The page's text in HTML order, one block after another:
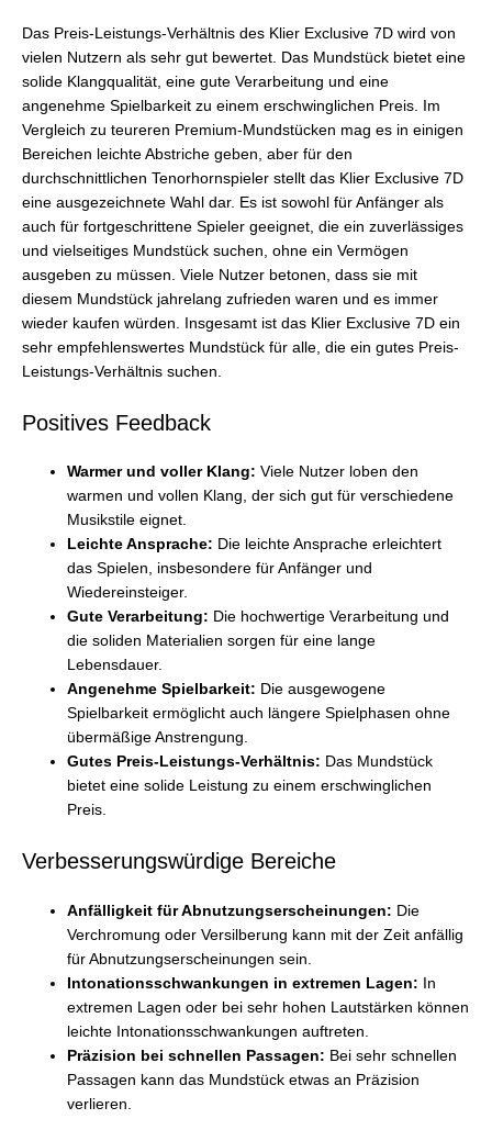
Das Preis-Leistungs-Verhältnis des Klier Exclusive 7D wird von
vielen Nutzern als sehr gut bewertet. Das Mundstück bietet eine
solide Klangqualität, eine gute Verarbeitung und eine
angenehme Spielbarkeit zu einem erschwinglichen Preis. Im
Vergleich zu teureren Premium-Mundstücken mag es in einigen
Bereichen leichte Abstriche geben, aber für den
durchschnittlichen Tenorhornspieler stellt das Klier Exclusive 7D
eine ausgezeichnete Wahl dar. Es ist sowohl für Anfänger als
auch für fortgeschrittene Spieler geeignet, die ein zuverlässiges
und vielseitiges Mundstück suchen, ohne ein Vermögen
ausgeben zu müssen. Viele Nutzer betonen, dass sie mit
diesem Mundstück jahrelang zufrieden waren und es immer
wieder kaufen würden. Insgesamt ist das Klier Exclusive 7D ein
sehr empfehlenswertes Mundstück für alle, die ein gutes Preis-
Leistungs-Verhältnis suchen.
Positives Feedback
Warmer und voller Klang: Viele Nutzer loben den
warmen und vollen Klang, der sich gut für verschiedene
Musikstile eignet.
Leichte Ansprache: Die leichte Ansprache erleichtert
das Spielen, insbesondere für Anfänger und
Wiedereinsteiger.
Gute Verarbeitung: Die hochwertige Verarbeitung und
die soliden Materialien sorgen für eine lange
Lebensdauer.
Angenehme Spielbarkeit: Die ausgewogene
Spielbarkeit ermöglicht auch längere Spielphasen ohne
übermäßige Anstrengung.
Gutes Preis-Leistungs-Verhältnis: Das Mundstück
bietet eine solide Leistung zu einem erschwinglichen
Preis.
Verbesserungswürdige Bereiche
Anfälligkeit für Abnutzungserscheinungen: Die
Verchromung oder Versilberung kann mit der Zeit anfällig
für Abnutzungserscheinungen sein.
Intonationsschwankungen in extremen Lagen: In
extremen Lagen oder bei sehr hohen Lautstärken können
leichte Intonationsschwankungen auftreten.
Präzision bei schnellen Passagen: Bei sehr schnellen
Passagen kann das Mundstück etwas an Präzision
verlieren.